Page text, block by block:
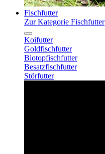
Fischfutter
Zur Kategorie Fischfutter
Koifutter
Goldfischfutter
Biotopfischfutter
Besatzfischfutter
Störfutter